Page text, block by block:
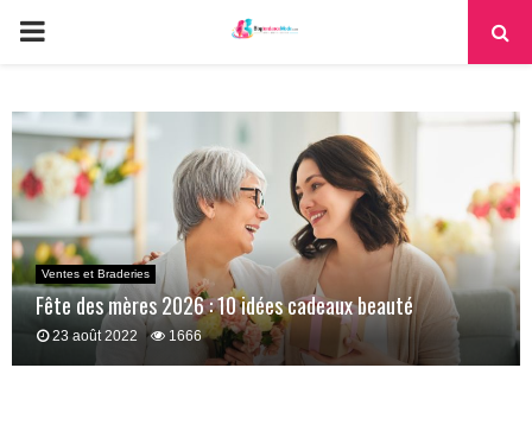
PRIMARY
Ventes et Braderies
Fête des mères 2026 : 10 idées cadeaux beauté
23 août 2022 1666